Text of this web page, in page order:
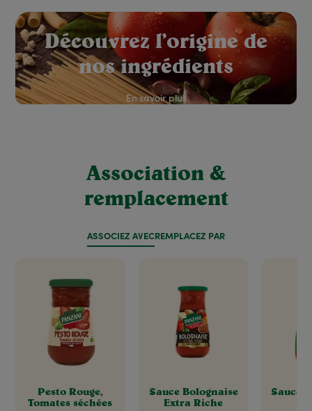
red: Rouge
Découvrez l’origine de
nos ingrédients
En savoir plus
Association &
remplacement
ASSOCIEZ AVECREMPLACEZ PAR
Pesto Rouge,
Tomates séchées
Sauce Bolognaise
Extra Riche
Sauce